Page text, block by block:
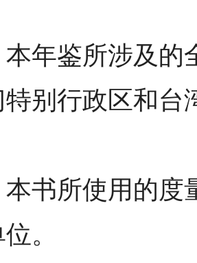
本年鉴所涉及的
别行政区和台
书所使用的度
。